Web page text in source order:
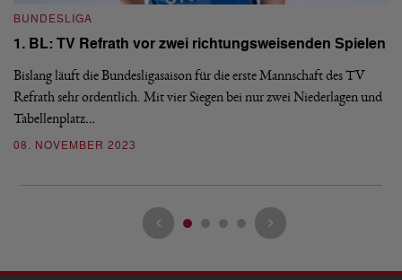
BUNDESLIGA
1. BL: TV Refrath vor zwei richtungsweisenden Spielen
Bislang läuft die Bundesligasaison für die erste Mannschaft des TV
Refrath sehr ordentlich. Mit vier Siegen bei nur zwei Niederlagen und
Tabellenplatz…
08. NOVEMBER 2023